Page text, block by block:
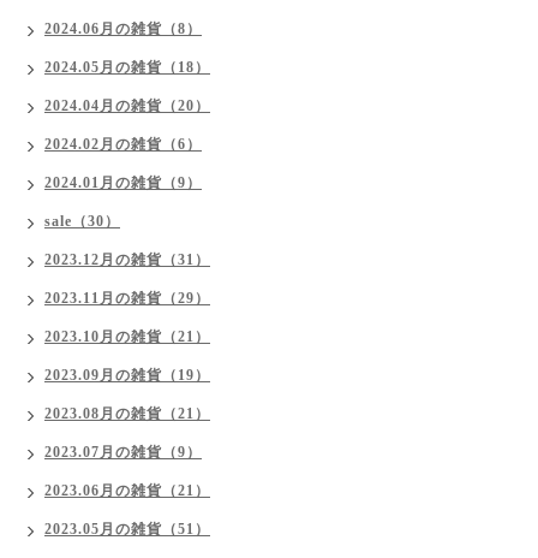
2024.06月の雑貨（8）
2024.05月の雑貨（18）
2024.04月の雑貨（20）
2024.02月の雑貨（6）
2024.01月の雑貨（9）
sale（30）
2023.12月の雑貨（31）
2023.11月の雑貨（29）
2023.10月の雑貨（21）
2023.09月の雑貨（19）
2023.08月の雑貨（21）
2023.07月の雑貨（9）
2023.06月の雑貨（21）
2023.05月の雑貨（51）